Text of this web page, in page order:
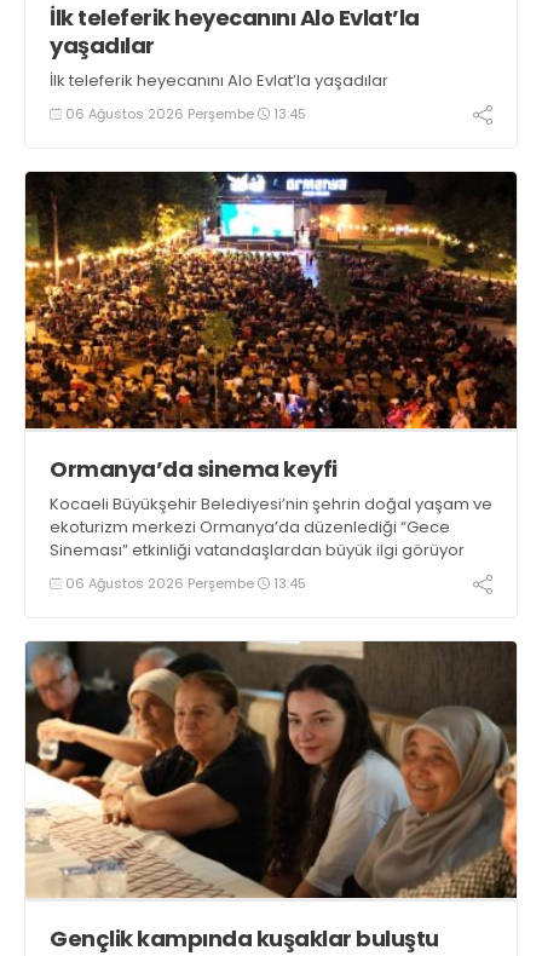
İlk teleferik heyecanını Alo Evlat’la
yaşadılar
İlk teleferik heyecanını Alo Evlat’la yaşadılar
06 Ağustos 2026 Perşembe 13:45
Ormanya’da sinema keyfi
Kocaeli Büyükşehir Belediyesi’nin şehrin doğal yaşam ve
ekoturizm merkezi Ormanya’da düzenlediği “Gece
Sineması” etkinliği vatandaşlardan büyük ilgi görüyor
06 Ağustos 2026 Perşembe 13:45
Gençlik kampında kuşaklar buluştu